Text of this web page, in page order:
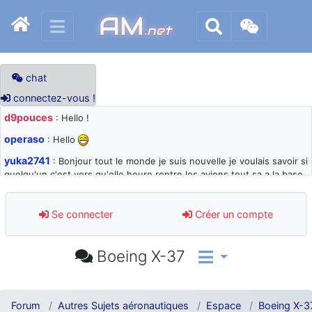
AM.net
chat
connectez-vous !
d9pouces : Hello !
operaso : Hello
yuka2741 : Bonjour tout le monde je suis nouvelle je voulais savoir si
quelqu'un c'est vers qu'elle heure rentre les avions tout sa a la base
d9pouces: désolé pour les quelques blocages du site ces derniers
jours : je teste des méthodes contre le spam et les bots trop nocifs
: Super, la nouvelle bannière
comprendre
Se connecter Créer un compte
Boeing X-37
Forum Autres Sujets aéronautiques Espace Boeing X-